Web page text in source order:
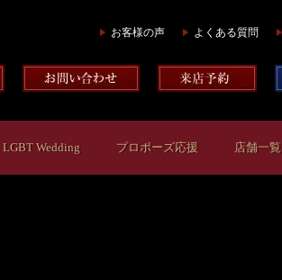
お客様の声 よくある質問
LGBT Wedding プロポーズ応援 店舗一覧